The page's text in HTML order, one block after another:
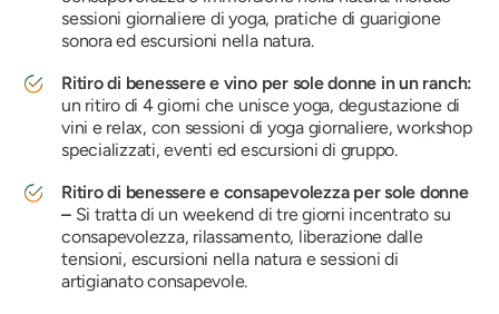
sessioni giornaliere di yoga, pratiche di guarigione
sonora ed escursioni nella natura.
Ritiro di benessere e vino per sole donne in un ranch:
un ritiro di 4 giorni che unisce yoga, degustazione di
vini e relax, con sessioni di yoga giornaliere, workshop
specializzati, eventi ed escursioni di gruppo.
Ritiro di benessere e consapevolezza per sole donne
– Si tratta di un weekend di tre giorni incentrato su
consapevolezza, rilassamento, liberazione dalle
tensioni, escursioni nella natura e sessioni di
artigianato consapevole.